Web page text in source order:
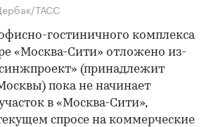
ТАСС
гостиничного комплекса
«Москва-Сити» отложено из-
(принадлежит
пока не начинает
в «Москва-Сити»,
спросе на коммерческие